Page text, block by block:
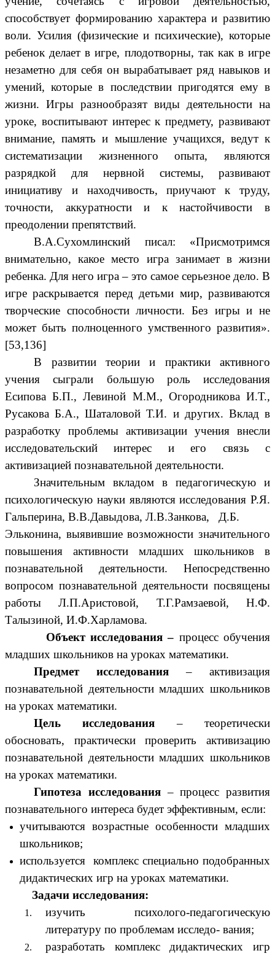
способствует формированию характера и развитию
воли. Усилия (физические и психические), которые
ребенок делает в игре, плодотворны, так как в игре
незаметно для себя он вырабатывает ряд навыков и
умений, которые в последствии пригодятся ему в
жизни. Игры разнообразят виды деятельности на
уроке, воспитывают интерес к предмету, развивают
внимание, память и мышление учащихся, ведут к
систематизации жизненного опыта, являются
разрядкой для нервной системы, развивают
инициативу и находчивость, приучают к труду,
точности, аккуратности и к настойчивости в
преодолении препятствий.
В.А.Сухомлинский писал: «Присмотримся
внимательно, какое место игра занимает в жизни
ребенка. Для него игра – это самое серьезное дело. В
игре раскрывается перед детьми мир, развиваются
творческие способности личности. Без игры и не
может быть полноценного умственного развития».
[53,136]
В развитии теории и практики активного
учения сыграли большую роль исследования
Есипова Б.П., Левиной М.М., Огородникова И.Т.,
Русакова Б.А., Шаталовой Т.И. и других. Вклад в
разработку проблемы активизации учения внесли
исследовательский интерес и его связь с
активизацией познавательной деятельности.
Значительным вкладом в педагогическую и
психологическую науки являются исследования Р.Я.
Гальперина, В.В.Давыдова, Л.В.Занкова, Д.Б.
Эльконина, выявившие возможности значительного
повышения активности младших школьников в
познавательной деятельности. Непосредственно
вопросом познавательной деятельности посвящены
работы Л.П.Аристовой, Т.Г.Рамзаевой, Н.Ф.
Талызиной, И.Ф.Харламова.
Объект исследования – процесс обучения
младших школьников на уроках математики.
Предмет исследования – активизация
познавательной деятельности младших школьников
на уроках математики.
Цель исследования – теоретически
обосновать, практически проверить активизацию
познавательной деятельности младших школьников
на уроках математики.
Гипотеза исследования– процесс развития
познавательного интереса будет эффективным, если:
учитываются возрастные особенности младших
школьников;
используется комплекс специально подобранных
дидактических игр на уроках математики.
Задачи исследования:
изучить психолого-педагогическую
литературу по проблемам исследо- вания;
разработать комплекс дидактических игр